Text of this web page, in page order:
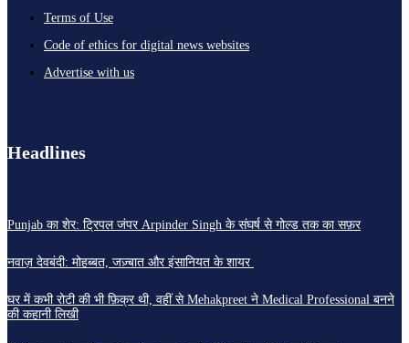
Terms of Use
Code of ethics for digital news websites
Advertise with us
Headlines
Punjab का शेर: ट्रिपल जंपर Arpinder Singh के संघर्ष से गोल्ड तक का सफ़र
नवाज़ देवबंदी: मोहब्बत, जज़्बात और इंसानियत के शायर
घर में कभी रोटी की भी फ़िक्र थी, वहीं से Mehakpreet ने Medical Professional बनने
की कहानी लिखी